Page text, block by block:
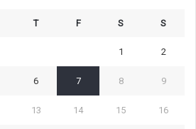
T F S S
1 2
6 7 8 9
13 14 15 16